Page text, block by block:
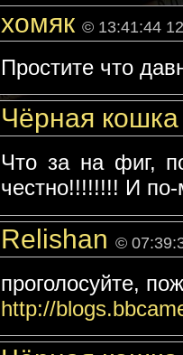
хомяк © 13:41:44
Простите что
Чёрная
Что за на фиг,
честно!!!!!!!! И
Relishan ©
проголосуйте,
http://